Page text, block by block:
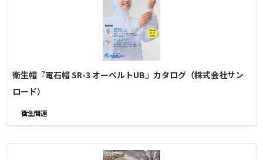
衛生帽『電石帽 SR-3 オーベルトUB』カタログ（株式会社サン
ロード）
衛生関連